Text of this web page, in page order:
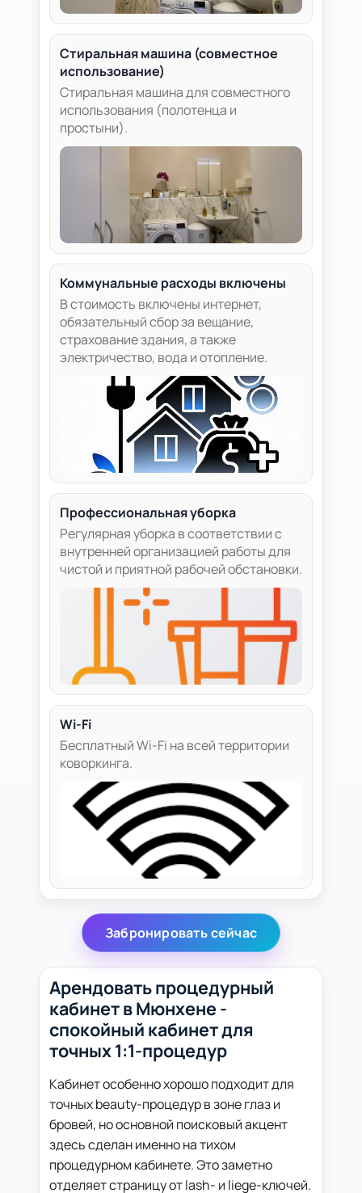
Стиральная машина (совместное
использование)
Стиральная машина для совместного
использования (полотенца и
простыни).
Коммунальные расходы включены
В стоимость включены интернет,
обязательный сбор за вещание,
страхование здания, а также
электричество, вода и отопление.
Профессиональная уборка
Регулярная уборка в соответствии с
внутренней организацией работы для
чистой и приятной рабочей обстановки.
Wi-Fi
Бесплатный Wi-Fi на всей территории
коворкинга.
Забронировать сейчас
Арендовать процедурный
кабинет в Мюнхене -
спокойный кабинет для
точных 1:1-процедур
Кабинет особенно хорошо подходит для
точных beauty-процедур в зоне глаз и
бровей, но основной поисковый акцент
здесь сделан именно на тихом
процедурном кабинете. Это заметно
отделяет страницу от lash- и liege-ключей.